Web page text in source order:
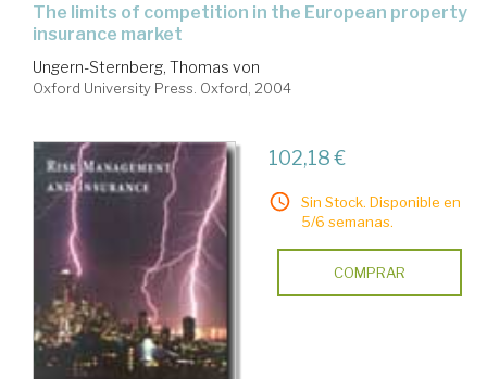
the limits of competition in the European property
insurance market
Ungern-Sternberg, Thomas von
Oxford University Press. Oxford, 2004
102,18 €
Sin Stock. Disponible en
5/6 semanas.
COMPRAR